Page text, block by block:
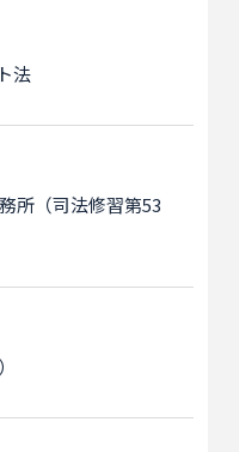
法
所（司法修習第53